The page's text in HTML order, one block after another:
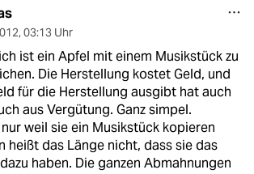
, 03:13 Uhr
ist ein Apfel mit einem Musikstück zu
Die Herstellung kostet Geld, und
für die Herstellung ausgibt hat auch
aus Vergütung. Ganz simpel.
nur weil sie ein Musikstück kopieren
heißt das Länge nicht, dass sie das
haben. Die ganzen Abmahnungen